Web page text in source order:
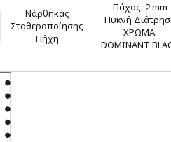
Νάρθηκας
Σταθεροποίησης
Πήχη
Πάχος: 2 mm
Πυκνή
ΧΡΩΜΑ:
DOMINANT